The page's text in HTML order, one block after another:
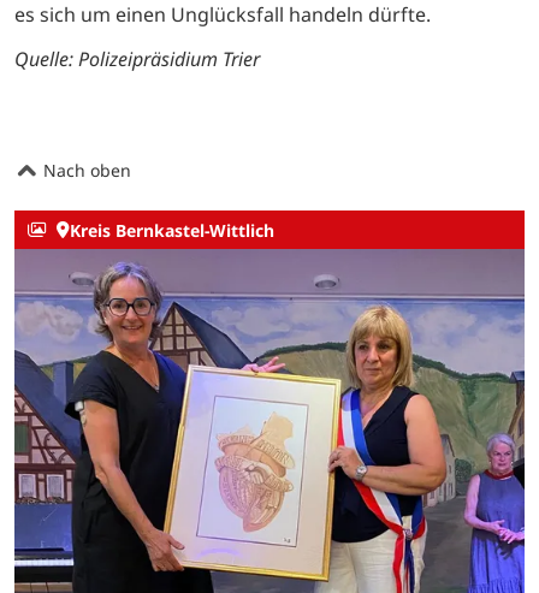
es sich um einen Unglücksfall handeln dürfte.
Quelle: Polizeipräsidium Trier
Nach oben
Kreis Bernkastel-Wittlich